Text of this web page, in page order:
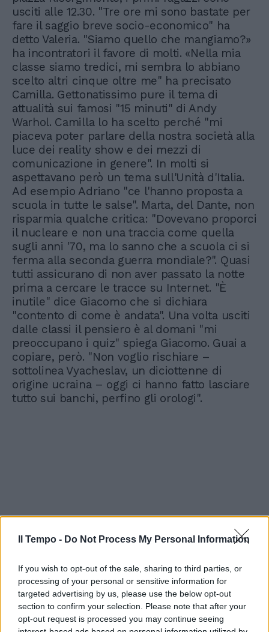
Il Tempo - Do Not Process My Personal Information
If you wish to opt-out of the sale, sharing to third parties, or
processing of your personal or sensitive information for
targeted advertising by us, please use the below opt-out
section to confirm your selection. Please note that after your
opt-out request is processed you may continue seeing
usciti alle 12.30. "Tre ore mi sono bastate per
fare il saggio breve socio-economico" ha
detto Valeria. "Siamo quello che mangiamo?»
ha incontratori il favore di molti. «Nella mia
classe siamo tredici, mi sembra lo abbiano
scelto altri cinque oltre me" ha precisato
Camilla. Gettonatissimo pure il tema di
attualità sui famosi "15 minuti" di Andy
Warhol. Camilla lo ha scelto perché "mi
piaceva poter parlare della nostra società alla
luce dei reality show e dei mezzi di
comunicazione in genere". In molti si
aspettavano però un tema sull'Unità d'Italia.
Ad esempio Adriano "ce l'hanno proposta a
scuola in tutte le salse". Marta, del Dante, non
risparmia qualche critica: "Dovevano proporci
il nucleare e non una traccia come quella
sugli anni '70, ma lo sanno che a scuola ci si
ferma alla seconda guerra mondiale?". Quasi
tutti assicurano di non aver passato la notte
prima a cercare le tracce su Internet. "È
inutile" dice Giacomo che si dichiara
"contento di come è andata". Una volta usciti
dalle classi il pensiero è al domani "mi
preoccupano i quiz" spiega Giacomo. Guai a
copiare, però. "Non voglio rischiare –
sottolinea Vyacheslav, un diciottenne di
origine ucraina – oggi ci hanno fatto lasciare
tutto sui banchi, perfino gli orologi".